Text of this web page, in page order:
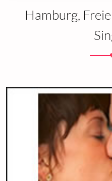
Hamburg,